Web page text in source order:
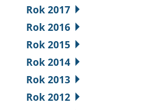
Rok 2017
Rok 2016
Rok 2015
Rok 2014
Rok 2013
Rok 2012